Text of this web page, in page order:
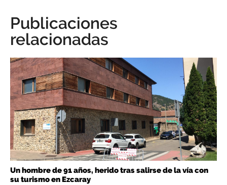
Publicaciones
relacionadas
Un hombre de 91 años, herido tras salirse de la vía con
su turismo en Ezcaray